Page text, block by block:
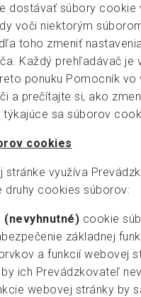
dostávať súbory cookie
voči niektorým
toho zmeniť
Každý prehľadávač je
ponuku Pomocník vo
a prečítajte si, ako
týkajúce sa súborov
cookies
stránke využíva
druhy cookies súborov:
(nevyhnutné) cookie
základnej
a funkcií webovej
ich Prevádzkovateľ
webovej stránky by